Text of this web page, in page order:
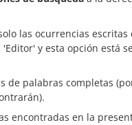
las ocurrencias escritas
y esta opción está
palabras completas
encontradas en la